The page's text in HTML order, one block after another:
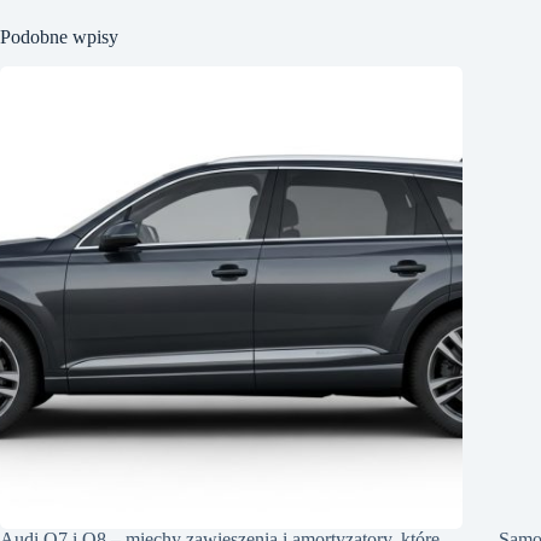
Podobne wpisy